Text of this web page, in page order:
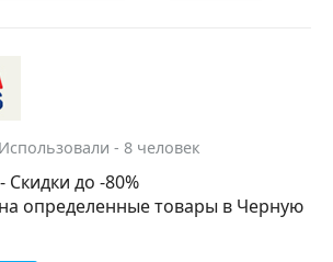
- 8 человек
Скидки до -80%
определенные товары в Черную